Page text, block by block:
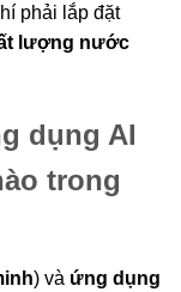
phải lắp đặt
lượng nước
dụng AI
trong
) và ứng dụng